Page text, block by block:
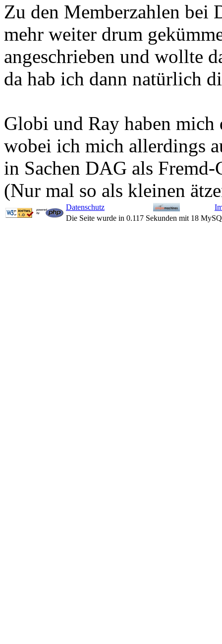
Zu den Memberzahlen bei
mehr weiter drum
angeschrieben und wollte
da hab ich dann natürlich
Globi und Ray haben mich
wobei ich mich allerdings
in Sachen DAG als
(Nur mal so als kleinen
Datenschutz
Die Seite wurde in 0.117 Sekunden mit 18